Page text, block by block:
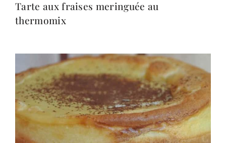
Tarte aux fraises meringuée au
thermomix